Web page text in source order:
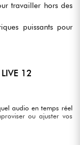
travailler hors des
puissants pour
12
audio en temps réel
ou ajuster vos